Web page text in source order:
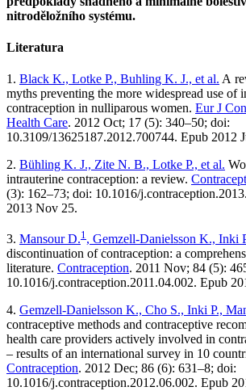
nitroděložního systému.
Literatura
1. Black K., Lotke P., Buhling K. J., et al. A
myths preventing the more widespread use of
contraception in nulliparous women. Eur J
Health Care. 2012 Oct; 17 (5): 340–50; doi:
10.3109/13625187.2012.700744. Epub 2012
2. Bühling K. J., Zite N. B., Lotke P., et al.
intrauterine contraception: a review.
(3): 162–73; doi: 10.1016/
2013 Nov 25.
3. Mansour D.1, Gemzell-Danielsson K., Inki
discontinuation of contraception: a
literature. Contraception. 2011 Nov; 84 (5):
10.1016/j.contraception.2011.04.002. Epub
4. Gemzell-Danielsson K., Cho S., Inki P.,
contraceptive methods and contraceptive
health care providers actively involved in
–⁠ results of an international survey in 10
Contraception. 2012 Dec; 86 (6): 631–8; doi:
10.1016/j.contraception.2012.06.002. Epub